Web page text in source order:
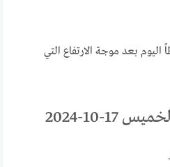
بعد موجة الارتفاع التي
10-2024